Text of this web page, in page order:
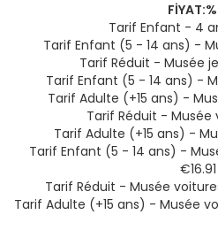
Tarif Enfant - 4
Tarif Enfant (5 - 14 ans) -
Tarif Réduit - Musée
Tarif Enfant (5 - 14 ans) -
Tarif Adulte (+15 ans) -
Tarif Réduit - Musée
Tarif Adulte (+15 ans) -
Tarif Enfant (5 - 14 ans) -
€16.91
Tarif Réduit - Musée
Tarif Adulte (+15 ans) - Musée